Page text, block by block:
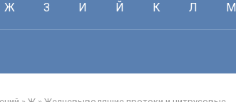
Ж З И Й К Л М